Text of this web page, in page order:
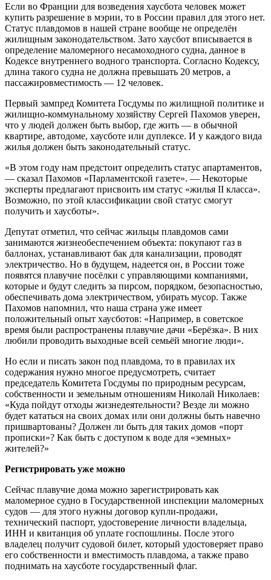
Если во Франции для возведения хаусбота человек может
купить разрешение в мэрии, то в России правил для этого нет.
Статус плавдомов в нашей стране вообще не определён
жилищным законодательством. Зато хаусбот вписывается в
определение маломерного несамоходного судна, данное в
Кодексе внутреннего водного транспорта. Согласно Кодексу,
длина такого судна не должна превышать 20 метров, а
пассажировместимость — 12 человек.
Первый зампред Комитета Госдумы по жилищной политике и
жилищно-коммунальному хозяйству Сергей Пахомов уверен,
что у людей должен быть выбор, где жить — в обычной
квартире, автодоме, хаусботе или дуплексе. И у каждого вида
жилья должен быть законодательный статус.
«В этом году нам предстоит определить статус апартаментов,
— сказал Пахомов «Парламентской газете». — Некоторые
эксперты предлагают присвоить им статус «жилья II класса».
Возможно, по этой классификации свой статус смогут
получить и хаусботы».
Депутат отметил, что сейчас жильцы плавдомов сами
занимаются жизнеобеспечением объекта: покупают газ в
баллонах, устанавливают бак для канализации, проводят
электричество. Но в будущем, надеется он, в России тоже
появятся плавучие посёлки с управляющими компаниями,
которые и будут следить за пирсом, порядком, безопасностью,
обеспечивать дома электричеством, убирать мусор. Также
Пахомов напомнил, что наша страна уже имеет
положительный опыт хаусботов: «Например, в советское
время были распространены плавучие дачи «Берёзка». В них
любили проводить выходные всей семьёй многие люди».
Но если и писать закон под плавдома, то в правилах их
содержания нужно многое предусмотреть, считает
председатель Комитета Госдумы по природным ресурсам,
собственности и земельным отношениям Николай Николаев:
«Куда пойдут отходы жизнедеятельности? Везде ли можно
будет кататься на своих домах или они должны быть навечно
пришвартованы? Должен ли быть для таких домов «порт
прописки»? Как быть с доступом к воде для «земных»
жителей?»
Регистрировать уже можно
Сейчас плавучие дома можно зарегистрировать как
маломерное судно в Государственной инспекции маломерных
судов — для этого нужны договор купли-продажи,
технический паспорт, удостоверение личности владельца,
ИНН и квитанция об уплате госпошлины. После этого
владелец получит судовой билет, который удостоверяет право
его собственности и вместимость плавдома, а также право
поднимать на хаусботе государственный флаг.